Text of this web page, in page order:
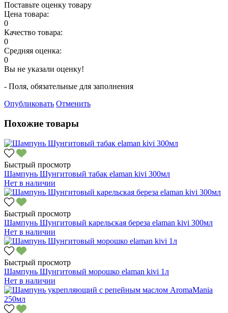
Поставьте оценку товару
Цена товара:
0
Качество товара:
0
Средняя оценка:
0
Вы не указали оценку!
- Поля, обязательные для заполнения
Опубликовать Отменить
Похожие товары
Быстрый просмотр
Шампунь Шунгитовый табак elaman kivi 300мл
Нет в наличии
Быстрый просмотр
Шампунь Шунгитовый карельская береза elaman kivi 300мл
Нет в наличии
Быстрый просмотр
Шампунь Шунгитовый морошко elaman kivi 1л
Нет в наличии